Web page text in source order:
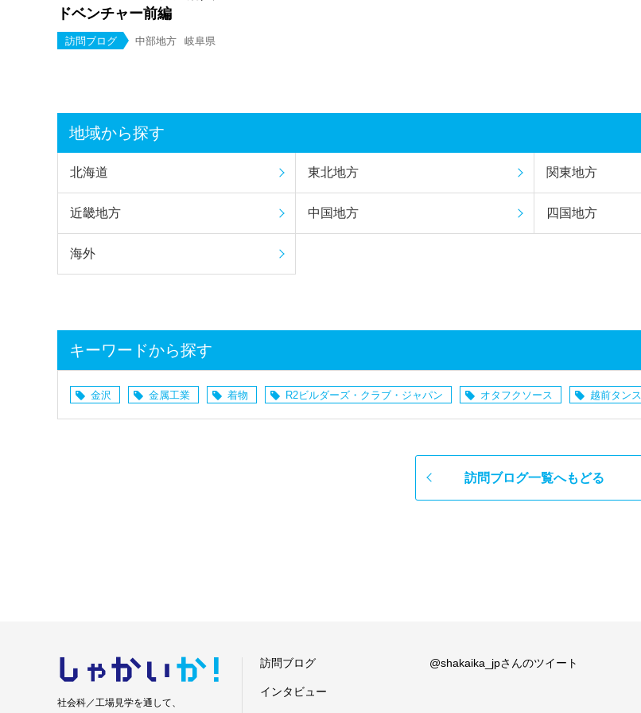
ドベンチャー前編
訪問ブログ 中部地方 岐阜県
地域から探す
北海道 東北地方 関東地方
近畿地方 中国地方 四国地方
海外
キーワードから探す
金沢 金属工業 着物 R2ビルダーズ・クラブ・ジャパン オタフクソース 越前タンス
訪問ブログ一覧へもどる
しゃかい か！
社会科／工場見学を通して、
訪問ブログ
インタビュー
@shakaika_jpさんのツイート